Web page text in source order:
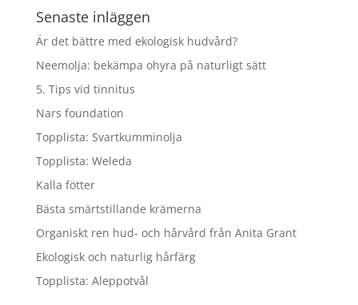
Senaste inläggen
Är det bättre med ekologisk hudvård?
Neemolja: bekämpa ohyra på naturligt sätt
5. Tips vid tinnitus
Nars foundation
Topplista: Svartkumminolja
Topplista: Weleda
Kalla fötter
Bästa smärtstillande krämerna
Organiskt ren hud- och hårvård från Anita Grant
Ekologisk och naturlig hårfärg
Topplista: Aleppotvål